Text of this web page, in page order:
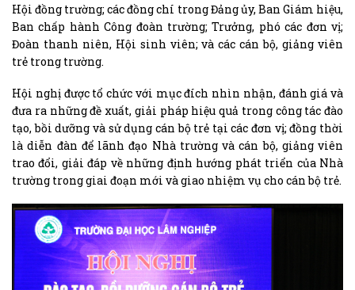
Hội đồng trường; các đồng chí trong Đảng ủy, Ban Giám hiệu,
Ban chấp hành Công đoàn trường; Trưởng, phó các đơn vị;
Đoàn thanh niên, Hội sinh viên; và các cán bộ, giảng viên
trẻ trong trường.
Hội nghị được tổ chức với mục đích nhìn nhận, đánh giá và
đưa ra những đề xuất, giải pháp hiệu quả trong công tác đào
tạo, bồi dưỡng và sử dụng cán bộ trẻ tại các đơn vị; đồng thời
là diễn đàn để lãnh đạo Nhà trường và cán bộ, giảng viên
trao đổi, giải đáp về những định hướng phát triển của Nhà
trường trong giai đoạn mới và giao nhiệm vụ cho cán bộ trẻ.